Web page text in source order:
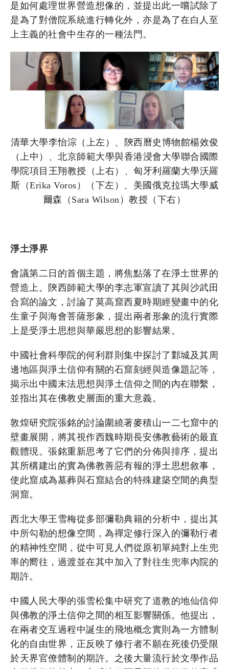
是如何處理世界營造想像的，並提出此一嚐試除了
是為了對僧院系統進行轉化外，亦是為了在白人至
上主義的社會中生存的一種法門。
清華大學李怡淙（上左）、陝西曆史博物館楊效俊
（上中）、北京師範大學與香港浸會大學聯合國際
學院項目王翔教授（上右）、匈牙利羅蘭大學沃羅
斯（Erika Voros）（下左）、美國俄克拉瑪大學威
爾森（Sara Wilson）教授（下右）
淨土淨界
會議第二日的首個主題，將焦點落了在淨土世界的
營造上。陝西師範大學的李志軍宣讀了其與沙武田
合寫的論文，討論了莫高窟西夏時期經變畫中的化
生童子與海會菩薩形象，提出兩者形象的流行實際
上是受淨土思想與華嚴思想的影響結果。
中國社會科學院的何利群則集中探討了鄴城及其周
邊地區與淨土信仰有關的石窟刻經與造像題記等，
揭示出中國末法思想與淨土信仰之間的內在聯繫，
並指出其在佛教史層面的重大意義。
敦煌研究院張銘的討論圍繞著麥積山一二七窟中的
壁畫展開，將其視作西魏時期長安佛教藝術的最直
觀體現。張銘重新思考了它們的分佈與排序，提出
其所構建出的實為佛教善惡有報的淨土思想敘事，
使此窟成為墓葬與石窟結合的特殊建築空間的典型
洞窟。
西北大學王雪梅從多部彌勒典籍的分析中，提出其
中所勾勒的想像空間，為禪定修行深入的彌勒行者
的精神性空間，從中可見人們從原初單純對上生兜
率的嚮往，過渡並在其中加入了對往生兜率內院的
期許。
中國人民大學的張雪松集中研究了道教的地仙信仰
與佛教的淨土信仰之間的相互影響關係。他提出，
在兩者交互過程中誕生的飛地概念實則為一方體制
化的自由世界，正反映了修行者不願在死後仍受限
於天界官僚體制的期許。之後大量流行於文學作品